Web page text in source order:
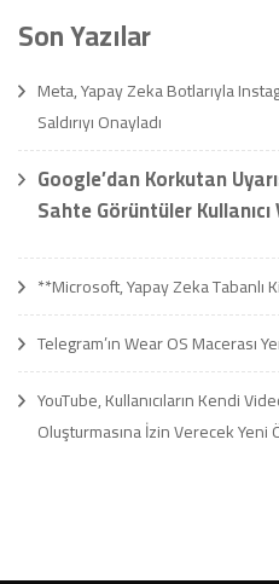
Son Yazılar
Meta, Yapay Zeka Botlarıyla
Saldırıyı Onayladı
Google’dan Korkutan
Sahte Görüntüler
**Microsoft, Yapay Zeka Tabanlı
Telegram’ın Wear OS Macerası
YouTube, Kullanıcıların Kendi
Oluşturmasına İzin Verecek Yeni